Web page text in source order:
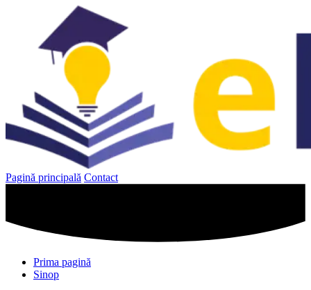
Pagină principală Contact
Prima pagină
Sinop